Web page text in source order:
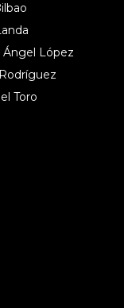
Ángel López
Toro